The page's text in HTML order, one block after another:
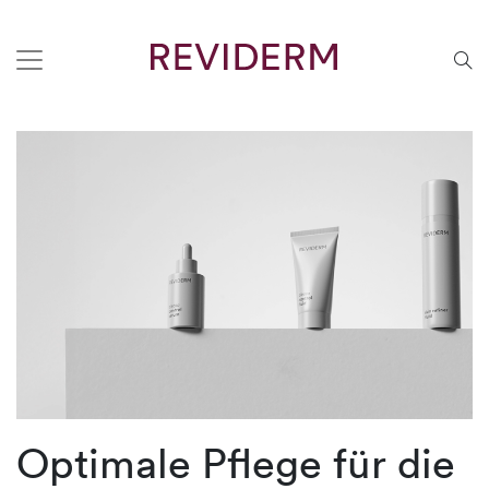
Optimale Pflege für die